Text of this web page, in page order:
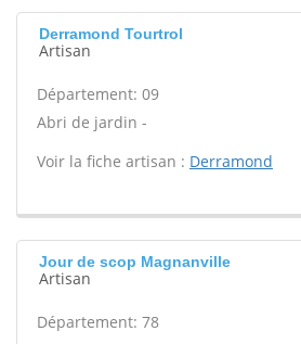
Derramond Tourtrol
Artisan
Département: 09
Abri de jardin -
Voir la fiche artisan : Derramond
Jour de scop Magnanville
Artisan
Département: 78